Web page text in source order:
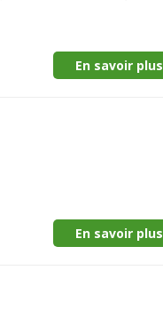
En savoir
En savoir